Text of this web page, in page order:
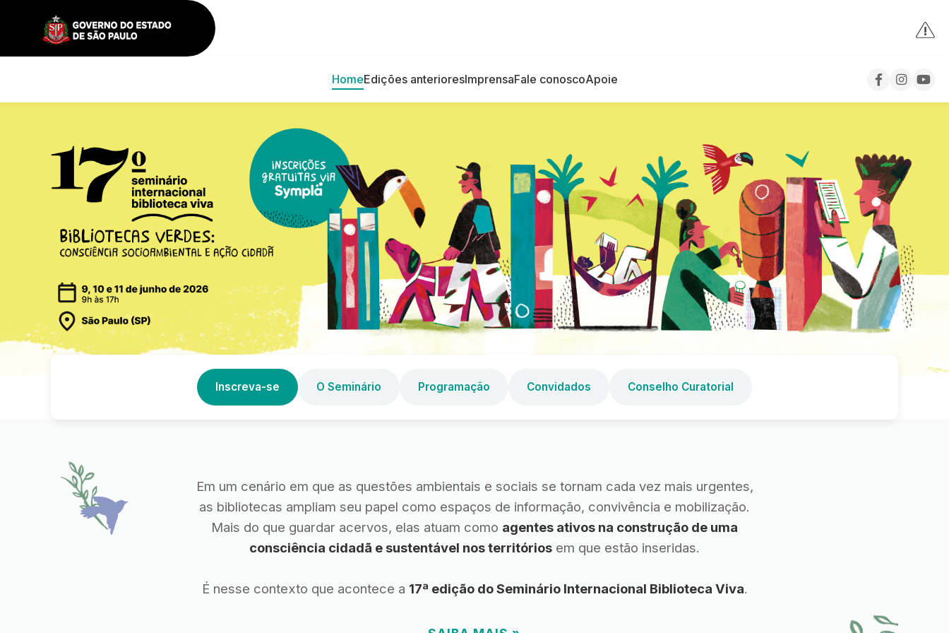
HomeEdições anterioresImprensaFale conoscoApoie
Inscreva-se O Seminário Programação Convidados Conselho Curatorial
Em um cenário em que as questões ambientais e sociais se tornam cada vez mais urgentes,
as bibliotecas ampliam seu papel como espaços de informação, convivência e mobilização.
Mais do que guardar acervos, elas atuam como agentes ativos na construção de uma
consciência cidadã e sustentável nos territórios em que estão inseridas.
É nesse contexto que acontece a 17ª edição do Seminário Internacional Biblioteca Viva.